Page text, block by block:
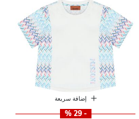
إضافة سريعة
- 29 %